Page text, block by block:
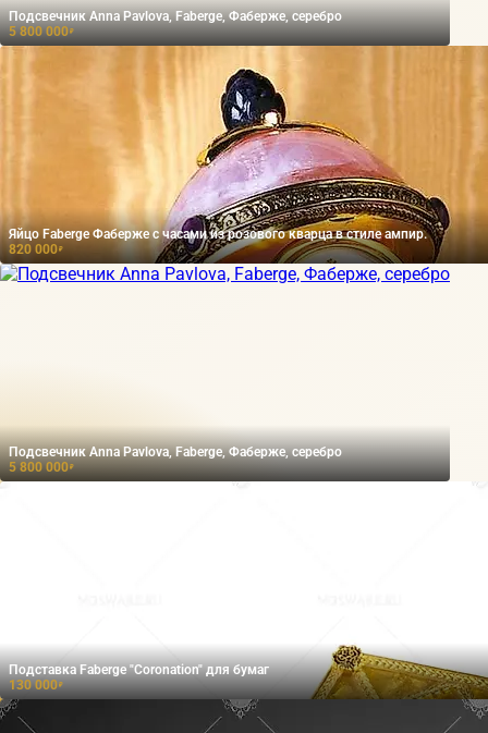
Подсвечник Anna Pavlova, Faberge, Фаберже, серебро
5 800 000₽
Яйцо Faberge Фаберже с часами из розового кварца в стиле ампир.
820 000₽
Подсвечник Anna Pavlova, Faberge, Фаберже, серебро
5 800 000₽
Подставка Faberge "Coronation" для бумаг
130 000₽